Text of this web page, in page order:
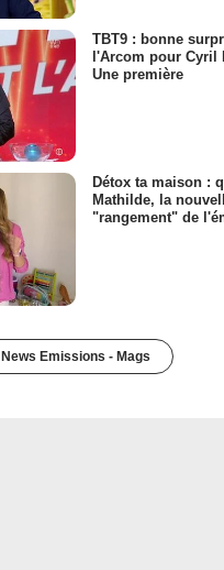
TBT9 : bonne
l'Arcom pour Cyril
Une première
Détox ta maison :
Mathilde, la
"rangement" de
News Emissions - Mags